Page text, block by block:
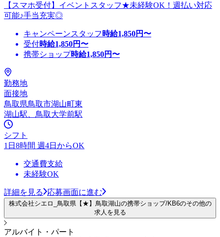
【スマホ受付】イベントスタッフ★未経験OK！週払い対応
可能♪手当充実◎
キャンペーンスタッフ 時給1,850円〜
受付時給1,850円〜
携帯ショップ時給1,850円〜
勤務地
面接地
鳥取県鳥取市湖山町東
湖山駅、鳥取大学前駅
シフト
1日8時間 週4日からOK
交通費支給
未経験OK
詳細を見る 応募画面に進む
株式会社シエロ_鳥取県【★】鳥取湖山の携帯ショップ/KB6のその他の
求人を見る
アルバイト・パート